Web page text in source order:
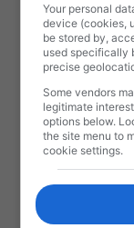
Your personal
device (cookies,
be stored by,
used specifically
precise
Some vendors
legitimate
options below.
the site menu to
cookie settings.